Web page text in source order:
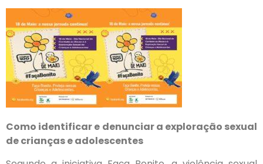
Como identificar e denunciar a exploração sexual
de crianças e adolescentes